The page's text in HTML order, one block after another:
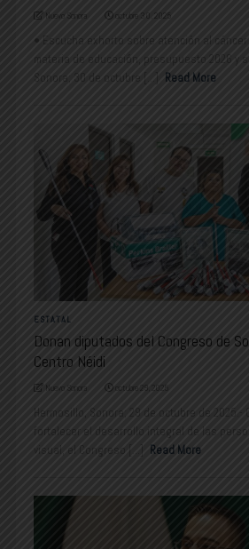
Nuevo Sonora octubre 30, 2025
•⁠ ⁠Escucha exhorto sobre atención al
materia de educación, presupuesto 2026 y
Sonora; 30 de octubre [...]
Read More
ESTATAL
Donan diputados del Congreso de
Centro Néidi
Nuevo Sonora octubre 29, 2025
Hermosillo, Sonora; 29 de octubre de 2025.-
fortalecer el desarrollo integral de las
visual, el Congreso [...] Read More